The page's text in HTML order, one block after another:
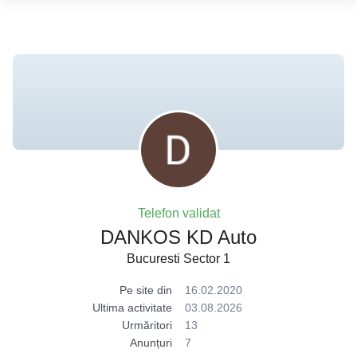
Telefon validat
DANKOS KD Auto
Bucuresti Sector 1
Pe site din
16.02.2020
Ultima activitate
03.08.2026
Urmăritori
13
Anunțuri
7